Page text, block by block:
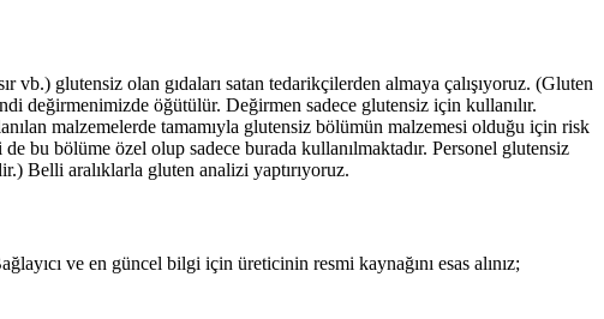
vb.) glutensiz olan gıdaları satan tedarikçilerden almaya çalışıyoruz. (Gluten
değirmenimizde öğütülür. Değirmen sadece glutensiz için kullanılır.
malzemelerde tamamıyla glutensiz bölümün malzemesi olduğu için risk
bu bölüme özel olup sadece burada kullanılmaktadır. Personel glutensiz
Belli aralıklarla gluten analizi yaptırıyoruz.
ve en güncel bilgi için üreticinin resmi kaynağını esas alınız;